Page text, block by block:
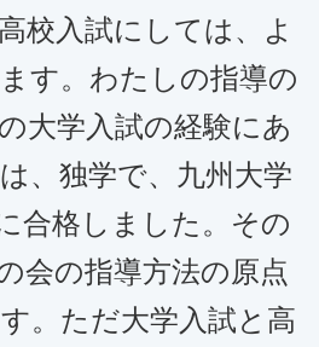
校入試にしては、よ
す。わたしの指導の
大学入試の経験にあ
、独学で、九州大学
合格しました。その
会の指導方法の原点
。ただ大学入試と高